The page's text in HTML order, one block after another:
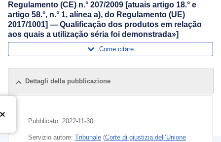
Regulamento (CE) n.° 207/2009 [atuais artigo 18.° e
artigo 58.°, n.° 1, alínea a), do Regulamento (UE)
2017/1001] — Qualificação dos produtos em relação
aos quais a utilização séria foi demonstrada»]
Come citare
Dettagli della pubblicazione
Pubblicato: 2022-11-30
Servizio autore: Tribunale (Corte di giustizia dell’Unione